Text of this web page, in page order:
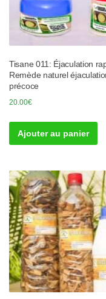
Tisane 011: Éjaculation
Remède naturel
précoce
20.00€
Ajouter au panier